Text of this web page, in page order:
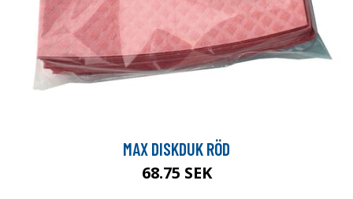
MAX DISKDUK RÖD
68.75 SEK